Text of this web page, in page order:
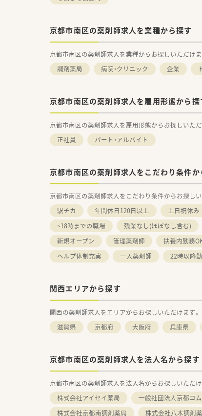
京都市南区の薬剤師求人を業種から探す
京都市南区の薬剤師求人を業種からお探しいただけま
調剤薬局
病院・クリニック 企業
京都市南区の薬剤師求人を雇用形態から探
京都市南区の薬剤師求人を雇用形態からお探しいただ
正社員
パート・アルバイト
京都市南区の薬剤師求人をこだわり条件か
京都市南区の薬剤師求人をこだわり条件からお探しい
駅チカ
年間休日120日以上 土日祝休み
~18時までの職場
残業なし(ほぼなし含む)
新規オープン
管理薬剤師 扶養内勤務
ヘルプ体制充実
一人薬剤師 22時以降
関西エリアから探す
関西の薬剤師求人をエリアからお探しいただけます。
滋賀県
京都府 大阪府 兵庫県
京都市南区の薬剤師求人を法人名から探す
京都市南区の薬剤師求人を法人名からお探しいただけ
株式会社アイセイ薬局
一般社団法人京都コ
株式会社京都南調剤薬局
株式会社八木調剤